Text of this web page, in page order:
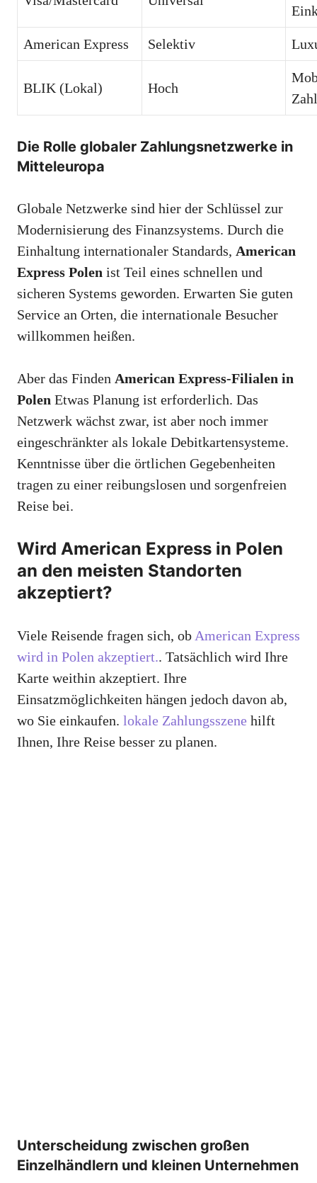
American Express Selektiv
BLIK (Lokal) Hoch
Die Rolle globaler Zahlungsnetzwerke in
Mitteleuropa
Globale Netzwerke sind hier der Schlüssel zur
Modernisierung des Finanzsystems. Durch die
Einhaltung internationaler Standards, American
Express Polen ist Teil eines schnellen und
sicheren Systems geworden. Erwarten Sie guten
Service an Orten, die internationale Besucher
willkommen heißen.
Aber das Finden American Express-Filialen in
Polen Etwas Planung ist erforderlich. Das
Netzwerk wächst zwar, ist aber noch immer
eingeschränkter als lokale Debitkartensysteme.
Kenntnisse über die örtlichen Gegebenheiten
tragen zu einer reibungslosen und sorgenfreien
Reise bei.
Wird American Express in Polen
an den meisten Standorten
akzeptiert?
Viele Reisende fragen sich, ob American Express
wird in Polen akzeptiert.. Tatsächlich wird Ihre
Karte weithin akzeptiert. Ihre
Einsatzmöglichkeiten hängen jedoch davon ab,
wo Sie einkaufen. lokale Zahlungsszene hilft
Ihnen, Ihre Reise besser zu planen.
Unterscheidung zwischen großen
Einzelhändlern und kleinen Unternehmen